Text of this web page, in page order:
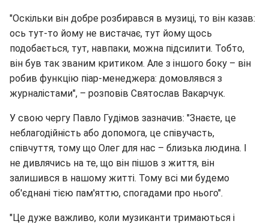
"Оскільки він добре розбирався в музиці, то він казав:
ось тут-то йому не вистачає, тут йому щось
подобається, тут, навпаки, можна підсилити. Тобто,
він був так званим критиком. Але з іншого боку – він
робив функцію піар-менеджера: домовлявся з
журналістами", – розповів Святослав Вакарчук.
У свою чергу Павло Гудімов зазначив: "Знаєте, це
неблагодійність або допомога, це співучасть,
співчуття, тому що Олег для нас – близька людина. І
не дивлячись на те, що він пішов з життя, він
залишився в нашому житті. Тому всі ми будемо
об'єднані тією пам'яттю, спогадами про нього".
"Це дуже важливо, коли музиканти тримаються і